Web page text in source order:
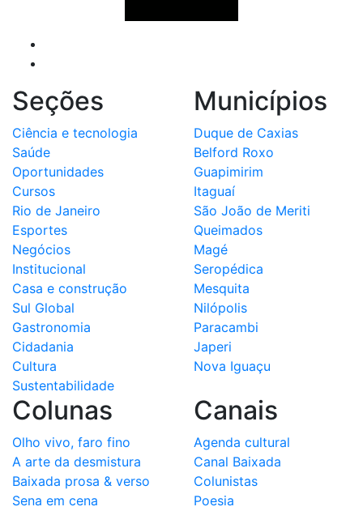
Seções
Ciência e tecnologia
Saúde
Oportunidades
Cursos
Rio de Janeiro
Esportes
Negócios
Institucional
Casa e construção
Sul Global
Gastronomia
Cidadania
Cultura
Sustentabilidade
Municípios
Duque de Caxias
Belford Roxo
Guapimirim
Itaguaí
São João de Meriti
Queimados
Magé
Seropédica
Mesquita
Nilópolis
Paracambi
Japeri
Nova Iguaçu
Colunas
Olho vivo, faro fino
A arte da desmistura
Baixada prosa & verso
Sena em cena
Canais
Agenda cultural
Canal Baixada
Colunistas
Poesia